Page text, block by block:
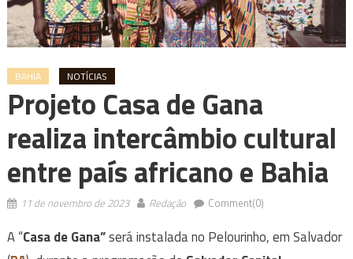
BAHIA NOTÍCIAS
Projeto Casa de Gana
realiza intercâmbio cultural
entre país africano e Bahia
11 de novembro de 2023 Redação Comment(0)
A “Casa de Gana”será instalada no Pelourinho, em Salvador